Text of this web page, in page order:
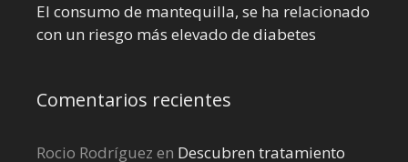
El consumo de mantequilla, se ha relacionado
con un riesgo más elevado de diabetes
Comentarios recientes
Rocio Rodríguez en Descubren tratamiento